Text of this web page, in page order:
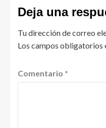
Deja una
Tu dirección de correo
Los campos obligatorios
Comentario *